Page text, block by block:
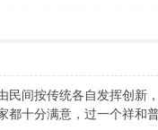
间按传统各自发挥创新
十分满意，过一个祥和